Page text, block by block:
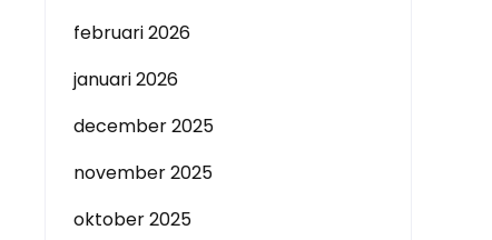
februari 2026
januari 2026
december 2025
november 2025
oktober 2025